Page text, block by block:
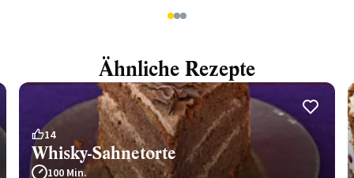
123
Ähnliche Rezepte
14
Whisky-Sahnetorte
100 Min.